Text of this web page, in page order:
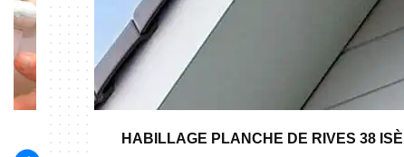
HABILLAGE PLANCHE DE RIVES 38